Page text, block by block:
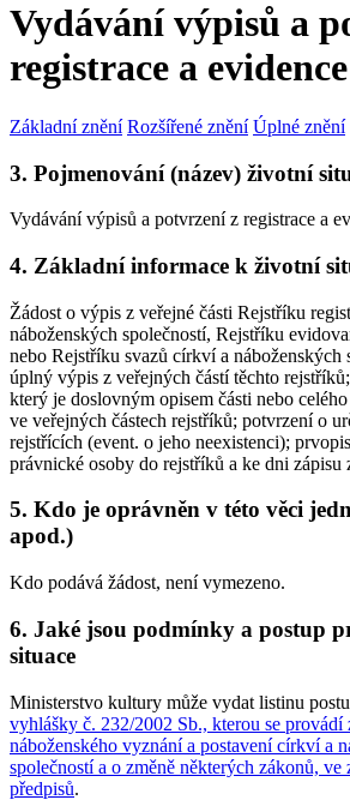
Vydávání výpisů a
registrace a evidence
Základní znění Rozšířené znění Úplné znění
3. Pojmenování (název) životní
Vydávání výpisů a potvrzení z registrace a
4. Základní informace k životní
Žádost o výpis z veřejné části Rejstříku
náboženských společností, Rejstříku
nebo Rejstříku svazů církví a náboženských
úplný výpis z veřejných částí těchto
který je doslovným opisem části nebo
ve veřejných částech rejstříků; potvrzení o
rejstřících (event. o jeho neexistenci);
právnické osoby do rejstříků a ke dni zápisu
5. Kdo je oprávněn v této věci
apod.)
Kdo podává žádost, není vymezeno.
6. Jaké jsou podmínky a postup
situace
Ministerstvo kultury může vydat listinu
vyhlášky č. 232/2002 Sb., kterou se provádí
náboženského vyznání a postavení církví a
společností a o změně některých zákonů, ve
předpisů.